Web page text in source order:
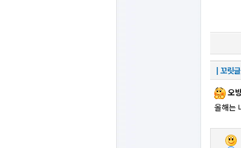
┃꼬릿
오
올해는